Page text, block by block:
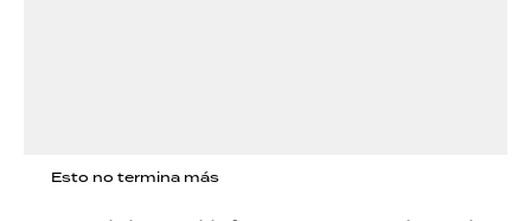
Esto no termina más